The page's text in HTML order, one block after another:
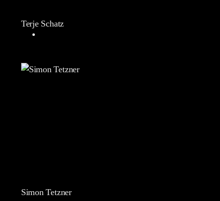
Terje Schatz
Simon Tetzner